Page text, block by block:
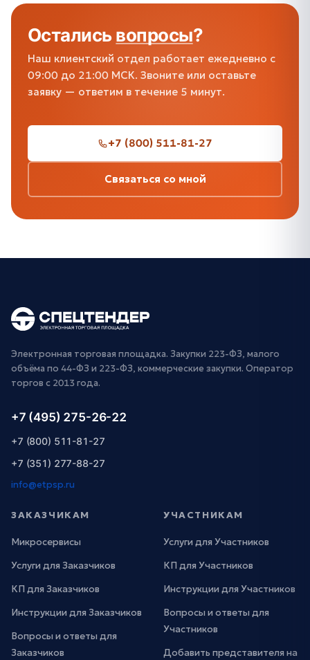
Осталисьвопросы?
Наш клиентский отдел работает ежедневно с
09:00 до 21:00 МСК. Звоните или оставьте
заявку — ответим в течение 5 минут.
+7 (800) 511-81-27
Связаться со мной
Электронная торговая площадка. Закупки 223-ФЗ, малого
объёма по 44-ФЗ и 223-ФЗ, коммерческие закупки. Оператор
торгов с 2013 года.
+7 (495) 275-26-22
+7 (800) 511-81-27
+7 (351) 277-88-27
info@etpsp.ru
ЗАКАЗЧИКАМ
Микросервисы
Услуги для Заказчиков
КП для Заказчиков
Инструкции для Заказчиков
Вопросы и ответы для
Заказчиков
УЧАСТНИКАМ
Услуги для Участников
КП для Участников
Инструкции для Участников
Вопросы и ответы для
Участников
Добавить представителя на